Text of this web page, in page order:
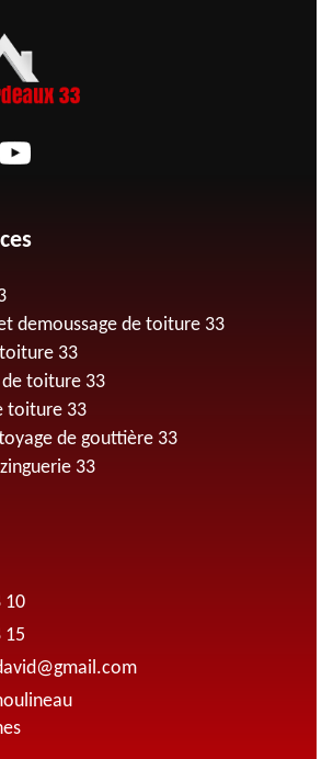
demoussage de toiture 33
33
toiture 33
toiture 33
de gouttière 33
33
10
15